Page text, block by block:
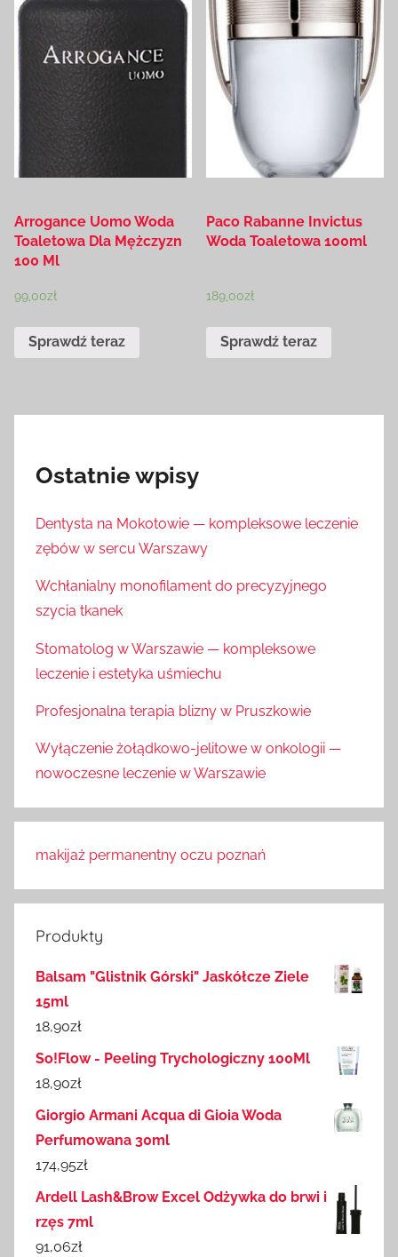
Arrogance Uomo Woda
Toaletowa Dla Mężczyzn
100 Ml
99,00zł
Sprawdź teraz
Paco Rabanne Invictus
Woda Toaletowa 100ml
189,00zł
Sprawdź teraz
Ostatnie wpisy
Dentysta na Mokotowie — kompleksowe leczenie
zębów w sercu Warszawy
Wchłanialny monofilament do precyzyjnego
szycia tkanek
Stomatolog w Warszawie — kompleksowe
leczenie i estetyka uśmiechu
Profesjonalna terapia blizny w Pruszkowie
Wyłączenie żołądkowo-jelitowe w onkologii —
nowoczesne leczenie w Warszawie
makijaż permanentny oczu poznań
Produkty
Balsam "Glistnik Górski" Jaskółcze Ziele
15ml
18,90zł
So!Flow - Peeling Trychologiczny 100Ml
18,90zł
Giorgio Armani Acqua di Gioia Woda
Perfumowana 30ml
174,95zł
Ardell Lash&Brow Excel Odżywka do brwi i
rzęs 7ml
91,06zł